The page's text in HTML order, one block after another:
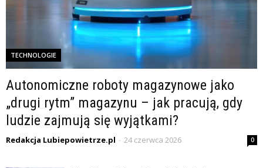
TECHNOLOGIE
Autonomiczne roboty magazynowe jako
„drugi rytm” magazynu – jak pracują, gdy
ludzie zajmują się wyjątkami?
Redakcja Lubiepowietrze.pl - 24 czerwca 2026 0